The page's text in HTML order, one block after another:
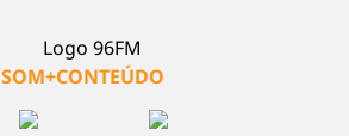
SOM+CONTEÚDO